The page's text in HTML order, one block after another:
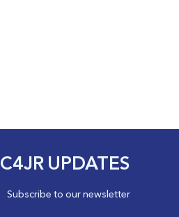
C4JR UPDATES
Subscribe to our newsletter